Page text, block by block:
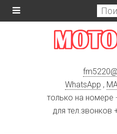
fm5220@
WhatsApp ,
только на номере
для тел.звонков